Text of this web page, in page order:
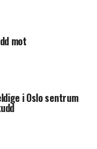
mot
i Oslo sentrum